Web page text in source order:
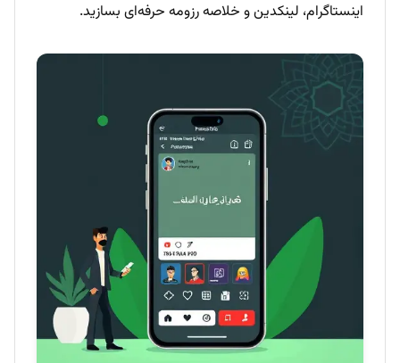
اینستاگرام، لینکدین و خلاصه رزومه حرفه‌ای بسازید.